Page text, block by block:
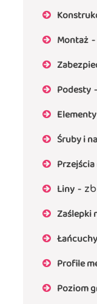
Montaż
Podesty
Śruby i
Liny -
Zaślepki
Łańcuchy
Profile
Poziom